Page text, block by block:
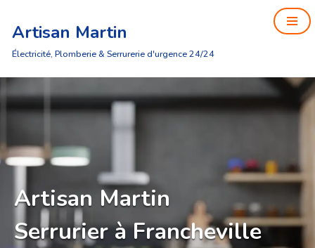
Aller
au
Artisan Martin
Électricité, Plomberie & Serrurerie d'urgence 24/24
Artisan Martin
Serrurier à Francheville